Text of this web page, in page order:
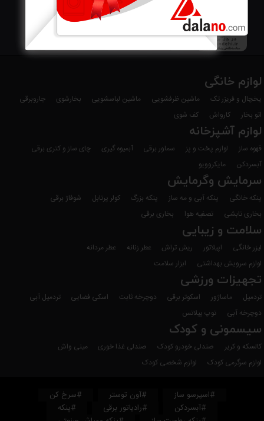
لوازم خانگی
یخچال و فریزر تک ماشین ظرفشویی ماشین لباسشویی بخارشوی
جاروبرقی
اتو بخار
کارواش کف شوی
لوازم آشپزخانه
قهوه ساز لوازم پخت و پز سماور برقی آبمیوه گیری
چای ساز و کتری برقی
آبسردکن
مایکروویو
سرمایش وگرمایش
پنکه خانگی پنکه آبی و مه ساز پنکه بزرگ کولر پرتابل
شوفاژ برقی
بخاری تابشی
تصفیه هوا بخاری برقی
سلامت و زیبایی
لیزر خانگی اپیلاتور ریش تراش عطر زنانه
عطر مردانه
لوازم سرویش بهداشتی
ابزار سلامت
تجهیزات ورزشی
تردمیل ماساژور اسکوتر برقی دوچرخه ثابت اسکی فضایی
تردمیل آبی
دوچرخه آبی
توپ پیلاتس
سیسمونی و کودک
کالسکه و کریر صندلی خودرو کودک صندلی غذا خوری
مینی واش
لوازم سرگرمی کودک
لوازم شخصی کودک
#اسپرسو ساز #آون توستر
#سرخ کن
#آبسردکن
#رادیاتور برقی
#پنکه